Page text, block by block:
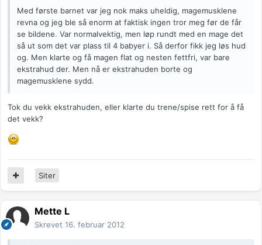
Med første barnet var jeg nok maks uheldig, magemusklene
revna og jeg ble så enorm at faktisk ingen tror meg før de får
se bildene. Var normalvektig, men løp rundt med en mage det
så ut som det var plass til 4 babyer i. Så derfor fikk jeg løs hud
og. Men klarte og få magen flat og nesten fettfri, var bare
ekstrahud der. Men nå er ekstrahuden borte og
magemusklene sydd.
Tok du vekk ekstrahuden, eller klarte du trene/spise rett for å få
det vekk?
Siter
Mette L
Skrevet 16. februar 2012